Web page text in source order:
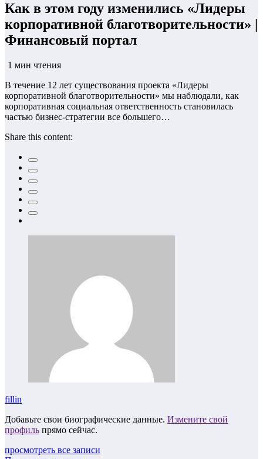
Как в этом году изменились «Лидеры
корпоративной благотворительности» |
Финансовый портал
1 мин чтения
В течение 12 лет существования проекта «Лидеры
корпоративной благотворительности» мы наблюдали, как
корпоративная социальная ответственность становилась
частью бизнес-стратегии все большего…
Share this content:
fillin
Добавьте свои биографические данные. Измените свой
профиль прямо сейчас.
просмотреть все записи